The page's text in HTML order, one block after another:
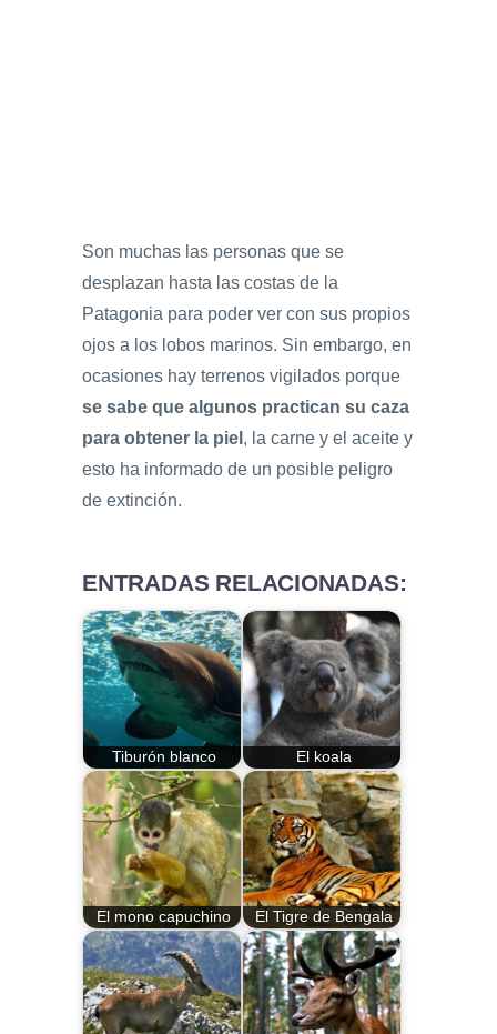
Son muchas las personas que se
desplazan hasta las costas de la
Patagonia para poder ver con sus propios
ojos a los lobos marinos. Sin embargo, en
ocasiones hay terrenos vigilados porque
se sabe que algunos practican su caza
para obtener la piel , la carne y el aceite y
esto ha informado de un posible peligro
de extinción.
ENTRADAS RELACIONADAS:
Tiburón blanco El koala
El mono capuchino El Tigre de Bengala